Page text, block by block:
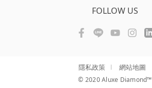
FOLLOW US
隱私政策 網站地圖
© 2020 Aluxe Diamond™